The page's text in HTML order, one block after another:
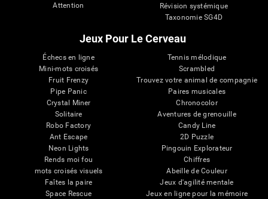
Attention
Révision systémique
Taxonomie SG4D
Jeux Pour Le Cerveau
Échecs en ligne
Mini-mots croisés
Fruit Frenzy
Pipe Panic
Crystal Miner
Solitaire
Robo Factory
Ant Escape
Neon Lights
Rends moi fou
mots croisés visuels
Faîtes la paire
Space Rescue
Tennis mélodique
Scrambled
Trouvez votre animal de compagnie
Paires musicales
Chronocolor
Aventures de grenouille
Candy Line
2D Puzzle
Pingouin Explorateur
Chiffres
Abeille de Couleur
Jeux d'agilité mentale
Jeux en ligne pour la mémoire